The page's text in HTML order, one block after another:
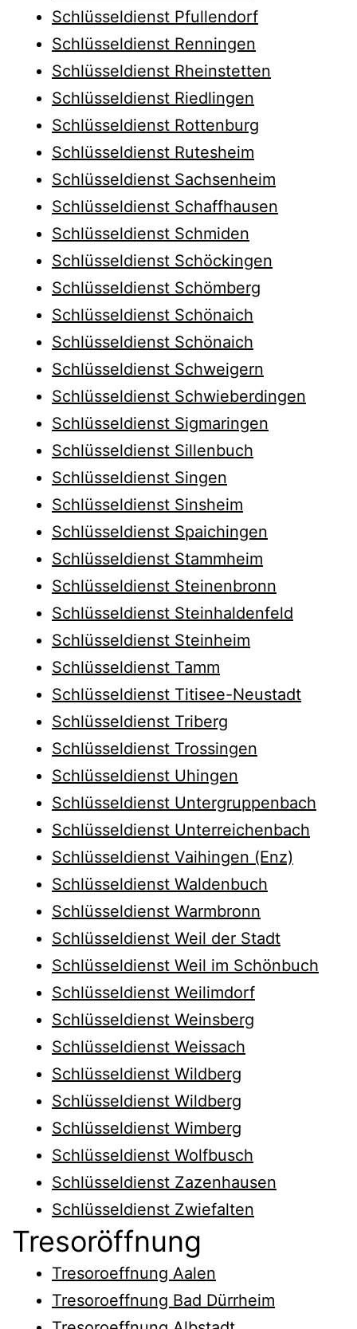
Schlüsseldienst Pfullendorf
Schlüsseldienst Renningen
Schlüsseldienst Rheinstetten
Schlüsseldienst Riedlingen
Schlüsseldienst Rottenburg
Schlüsseldienst Rutesheim
Schlüsseldienst Sachsenheim
Schlüsseldienst Schaffhausen
Schlüsseldienst Schmiden
Schlüsseldienst Schöckingen
Schlüsseldienst Schömberg
Schlüsseldienst Schönaich
Schlüsseldienst Schönaich
Schlüsseldienst Schweigern
Schlüsseldienst Schwieberdingen
Schlüsseldienst Sigmaringen
Schlüsseldienst Sillenbuch
Schlüsseldienst Singen
Schlüsseldienst Sinsheim
Schlüsseldienst Spaichingen
Schlüsseldienst Stammheim
Schlüsseldienst Steinenbronn
Schlüsseldienst Steinhaldenfeld
Schlüsseldienst Steinheim
Schlüsseldienst Tamm
Schlüsseldienst Titisee-Neustadt
Schlüsseldienst Triberg
Schlüsseldienst Trossingen
Schlüsseldienst Uhingen
Schlüsseldienst Untergruppenbach
Schlüsseldienst Unterreichenbach
Schlüsseldienst Vaihingen (Enz)
Schlüsseldienst Waldenbuch
Schlüsseldienst Warmbronn
Schlüsseldienst Weil der Stadt
Schlüsseldienst Weil im Schönbuch
Schlüsseldienst Weilimdorf
Schlüsseldienst Weinsberg
Schlüsseldienst Weissach
Schlüsseldienst Wildberg
Schlüsseldienst Wildberg
Schlüsseldienst Wimberg
Schlüsseldienst Wolfbusch
Schlüsseldienst Zazenhausen
Schlüsseldienst Zwiefalten
Tresoröffnung
Tresoroeffnung Aalen
Tresoroeffnung Bad Dürrheim